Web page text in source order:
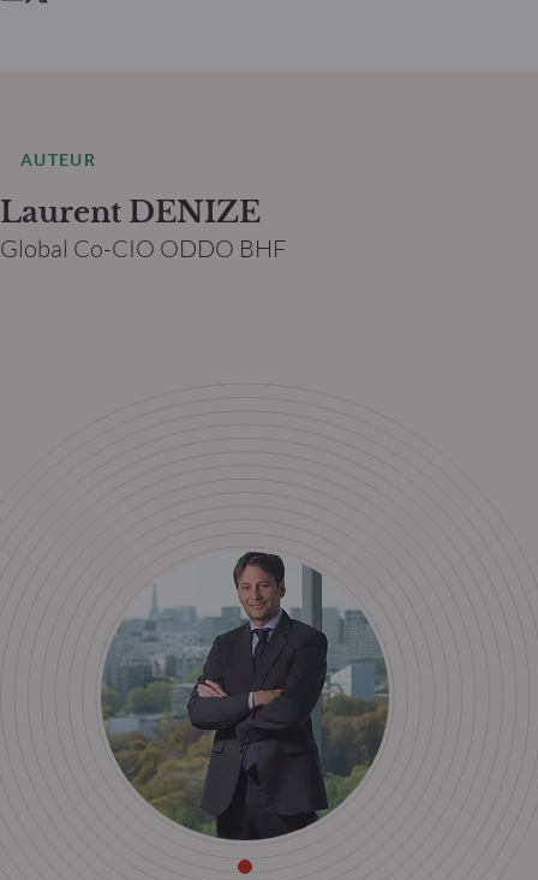
AUTEUR
Laurent DENIZE
Global Co-CIO ODDO BHF